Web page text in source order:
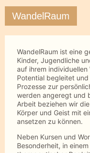
WandelRaum
WandelRaum ist eine
Kinder, Jugendliche
auf ihrem individuellen
Potential begleitet
Prozesse zur
werden angeregt und
Arbeit beziehen wir
Körper und Geist mit
ansetzen zu können.
Neben Kursen und
Besonderheit, in